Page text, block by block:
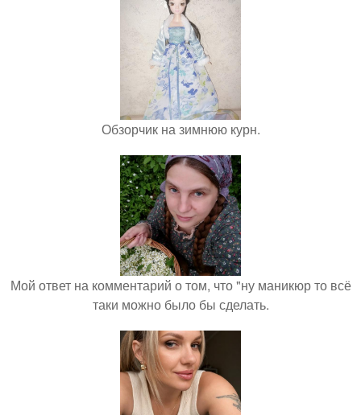
Обзорчик на зимнюю курн.
Мой ответ на комментарий о том, что "ну маникюр то всё
таки можно было бы сделать.